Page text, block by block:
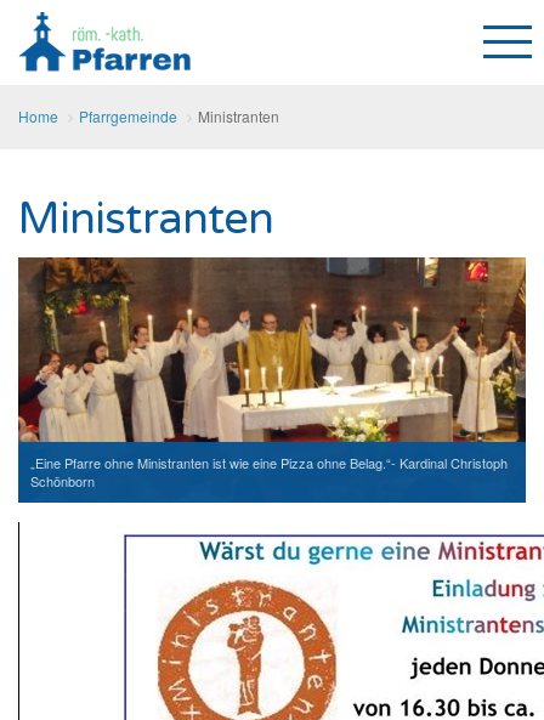
Home Pfarrgemeinde Ministranten
Ministranten
„Eine Pfarre ohne Ministranten ist wie eine Pizza ohne Belag.“- Kardinal Christoph
Schönborn